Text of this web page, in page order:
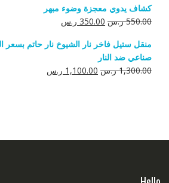
هو:
680.00 ر.س.
هو:
500.00 ر.س.
كشاف يدوي معجزة وضوء مبهر
550.00 ر.س السعر
هو:
550.00 ر.س.
350.00 ر.سالسعر
هو:
منقل ستيل فاخر نار الشيوخ نار حاتم
صناعي ضد النار
1,300.00 ر.س السعر
1,100.00 ر.سالسعر